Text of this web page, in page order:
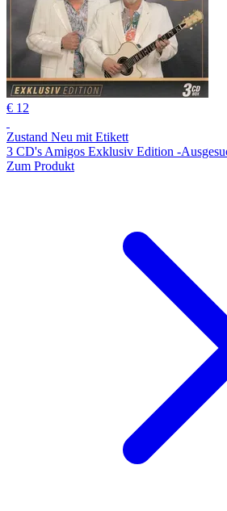
€ 12
Zustand Neu mit Etikett
3 CD's Amigos Exklusiv Edition -
Zum Produkt